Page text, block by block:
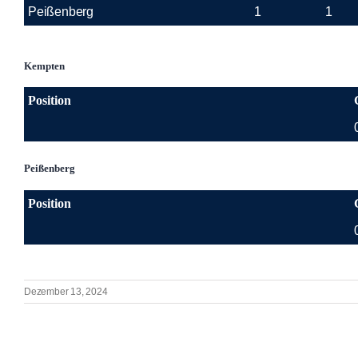
Peißenberg
1 1
Kempten
Position
Peißenberg
Position
Dezember 13, 2024